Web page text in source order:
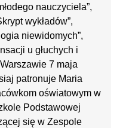
nauczyciela”,
wykładów”,
niewidomych”,
u głuchych i
7 maja
patronuje Maria
oświatowym w
Podstawowej
się w Zespole